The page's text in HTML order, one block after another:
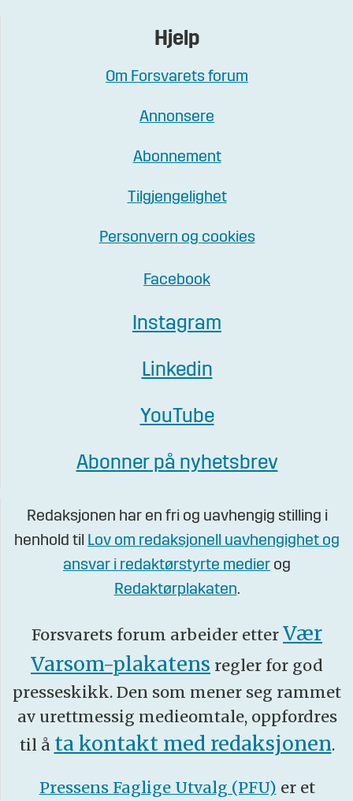
Hjelp
Om Forsvarets forum
Annonsere
Abonnement
Tilgjengelighet
Personvern og cookies
Facebook
Instagram
Linkedin
YouTube
Abonner på nyhetsbrev
Redaksjonen har en fri og uavhengig stilling i
henhold til Lov om redaksjonell uavhengighet og
ansvar i redaktørstyrte medier og
Redaktørplakaten.
Forsvarets forum arbeider etter Vær
Varsom-plakatens regler for god
presseskikk. Den som mener seg rammet
av urettmessig medieomtale, oppfordres
til å ta kontakt med redaksjonen.
Pressens Faglige Utvalg (PFU) er et